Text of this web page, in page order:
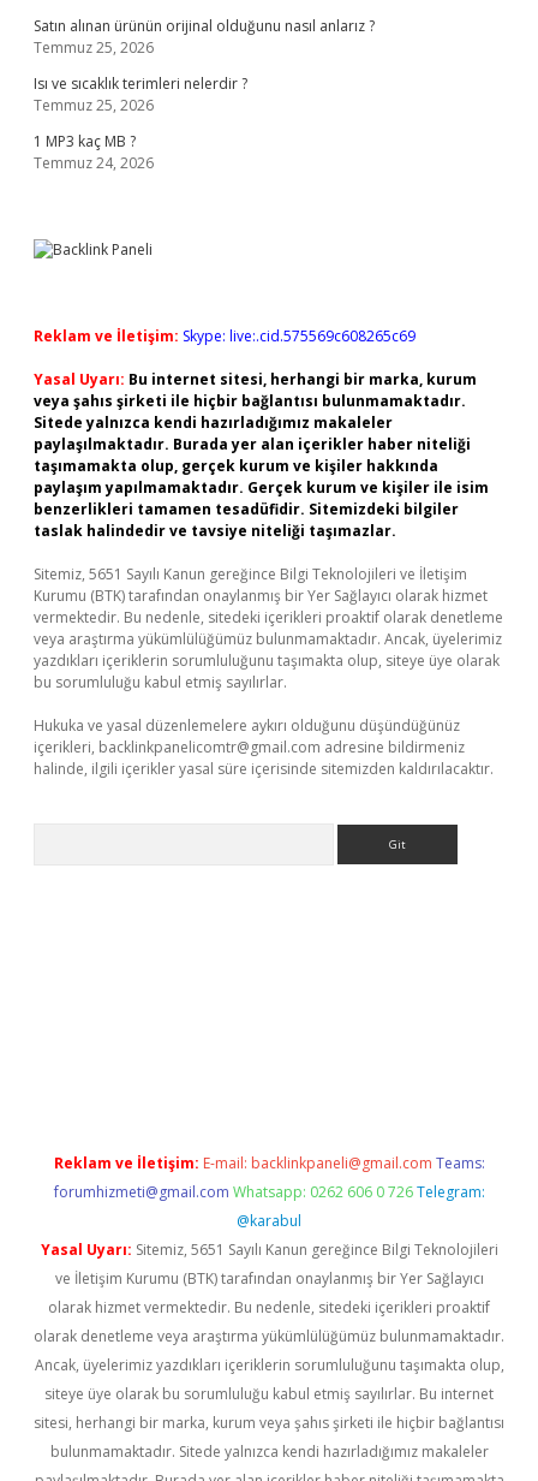
Satın alınan ürünün orijinal olduğunu nasıl anlarız ?
Temmuz 25, 2026
Isı ve sıcaklık terimleri nelerdir ?
Temmuz 25, 2026
1 MP3 kaç MB ?
Temmuz 24, 2026
Reklam ve İletişim: Skype: live:.cid.575569c608265c69
Yasal Uyarı: Bu internet sitesi, herhangi bir marka, kurum
veya şahıs şirketi ile hiçbir bağlantısı bulunmamaktadır.
Sitede yalnızca kendi hazırladığımız makaleler
paylaşılmaktadır. Burada yer alan içerikler haber niteliği
taşımamakta olup, gerçek kurum ve kişiler hakkında
paylaşım yapılmamaktadır. Gerçek kurum ve kişiler ile isim
benzerlikleri tamamen tesadüfidir. Sitemizdeki bilgiler
taslak halindedir ve tavsiye niteliği taşımazlar.
Sitemiz, 5651 Sayılı Kanun gereğince Bilgi Teknolojileri ve İletişim
Kurumu (BTK) tarafından onaylanmış bir Yer Sağlayıcı olarak hizmet
vermektedir. Bu nedenle, sitedeki içerikleri proaktif olarak denetleme
veya araştırma yükümlülüğümüz bulunmamaktadır. Ancak, üyelerimiz
yazdıkları içeriklerin sorumluluğunu taşımakta olup, siteye üye olarak
bu sorumluluğu kabul etmiş sayılırlar.
Hukuka ve yasal düzenlemelere aykırı olduğunu düşündüğünüz
içerikleri, backlinkpanelicomtr@gmail.com adresine bildirmeniz
halinde, ilgili içerikler yasal süre içerisinde sitemizden kaldırılacaktır.
Reklam ve İletişim: E-mail: backlinkpaneli@gmail.com Teams:
forumhizmeti@gmail.com Whatsapp: 0262 606 0 726 Telegram:
@karabul
Yasal Uyarı: Sitemiz, 5651 Sayılı Kanun gereğince Bilgi Teknolojileri
ve İletişim Kurumu (BTK) tarafından onaylanmış bir Yer Sağlayıcı
olarak hizmet vermektedir. Bu nedenle, sitedeki içerikleri proaktif
olarak denetleme veya araştırma yükümlülüğümüz bulunmamaktadır.
Ancak, üyelerimiz yazdıkları içeriklerin sorumluluğunu taşımakta olup,
siteye üye olarak bu sorumluluğu kabul etmiş sayılırlar. Bu internet
sitesi, herhangi bir marka, kurum veya şahıs şirketi ile hiçbir bağlantısı
bulunmamaktadır. Sitede yalnızca kendi hazırladığımız makaleler